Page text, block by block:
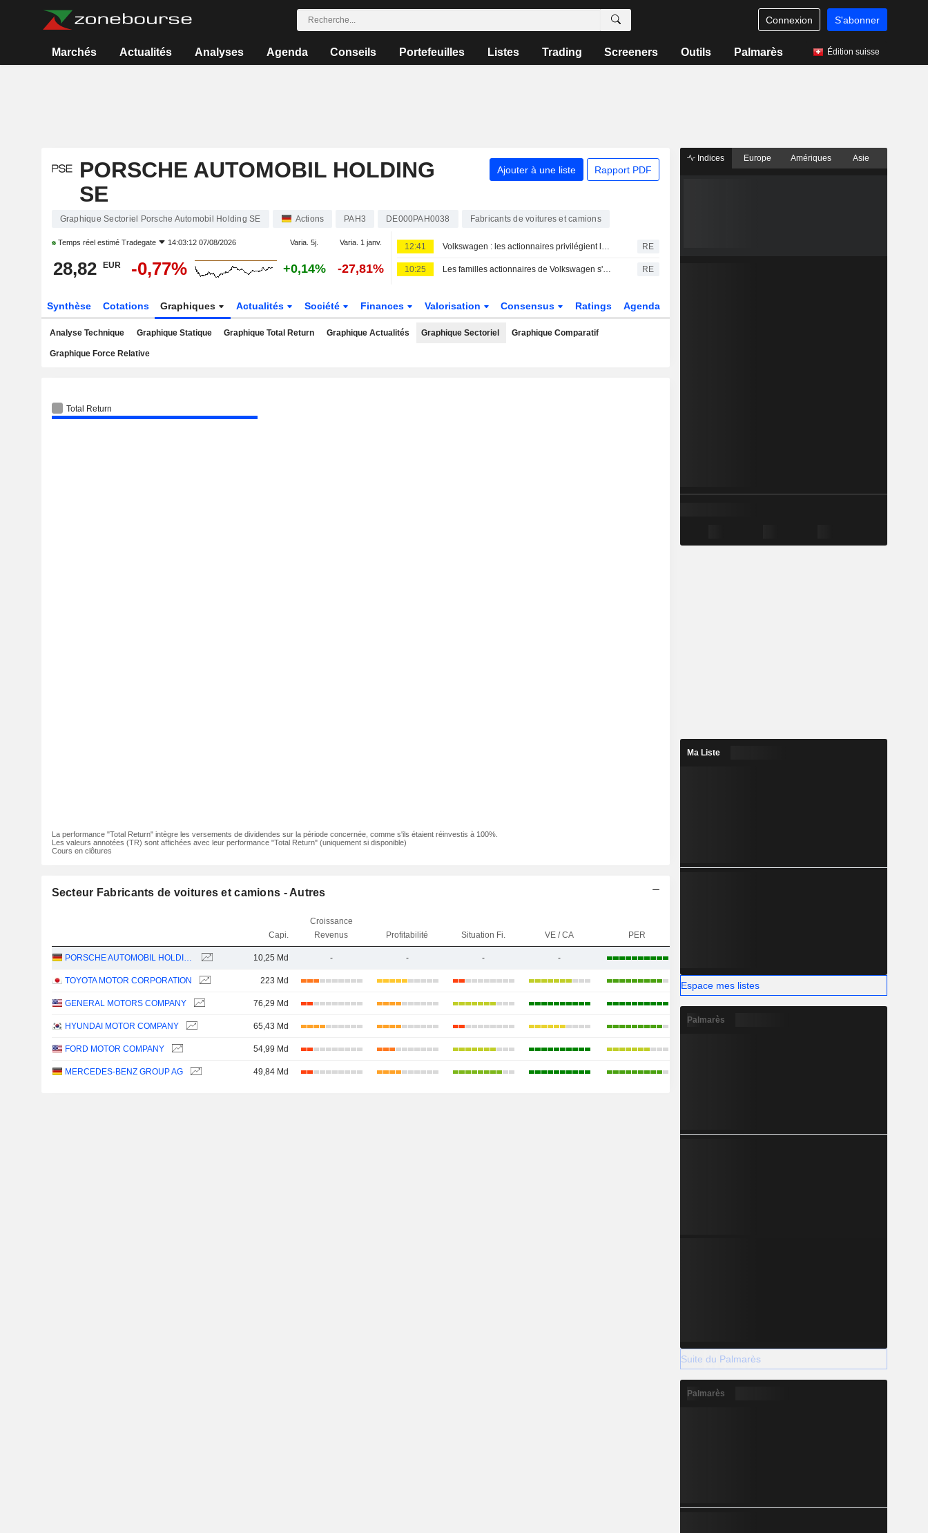
Connexion S'abonner
Marchés Actualités Analyses Agenda Conseils Portefeuilles Listes Trading Screeners Outils Palmarès Édition suisse
PORSCHE AUTOMOBIL HOLDING
SE
Ajouter à une liste Rapport PDF
Graphique Sectoriel Porsche Automobil Holding SE Actions PAH3 DE000PAH0038 Fabricants de voitures et camions
Temps réel estimé Tradegate 14:03:12 07/08/2026 Varia. 5j. Varia. 1 janv.
28,82 EUR -0,77% +0,14% -27,81%
12:41 Volkswagen : les actionnaires privilégient les dividendes au détriment des salariés, selon le syndicat allemand IG Metall RE
10:25 Les familles actionnaires de Volkswagen s'impliquent dans la bataille de la restructuration et appellent à une action rapide RE
Synthèse Cotations Graphiques Actualités Société Finances Valorisation Consensus Ratings Agenda
Analyse Technique Graphique Statique Graphique Total Return Graphique Actualités Graphique Sectoriel Graphique Comparatif
Graphique Force Relative
Total Return
La performance "Total Return" intègre les versements de dividendes sur la période concernée, comme s'ils étaient réinvestis à 100%.
Les valeurs annotées (TR) sont affichées avec leur performance "Total Return" (uniquement si disponible)
Cours en clôtures
Secteur Fabricants de voitures et camions - Autres
Capi.
Croissance
Revenus
Profitabilité Situation Fi. VE / CA PER
PORSCHE AUTOMOBIL HOLDING SE 10,25 Md - - - -
TOYOTA MOTOR CORPORATION 223 Md
GENERAL MOTORS COMPANY 76,29 Md
HYUNDAI MOTOR COMPANY 65,43 Md
FORD MOTOR COMPANY 54,99 Md
MERCEDES-BENZ GROUP AG 49,84 Md
Indices Europe Amériques Asie
Ma Liste
Espace mes listes
Palmarès
Suite du Palmarès
Palmarès